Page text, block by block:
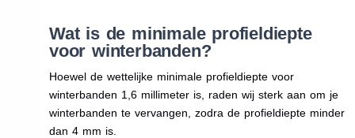
Wat is de minimale profieldiepte
voor winterbanden?
Hoewel de wettelijke minimale profieldiepte voor
winterbanden 1,6 millimeter is, raden wij sterk aan om je
winterbanden te vervangen, zodra de profieldiepte minder
dan 4 mm is.